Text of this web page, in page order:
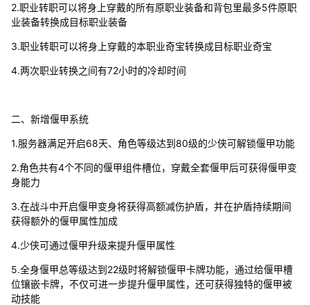
2.职业转职可以将身上穿戴的所有原职业装备和背包里最多5件原职
业装备转换成目标职业装备
3.职业转职可以将身上穿戴的本职业奇宝转换成目标职业奇宝
4.两次职业转换之间有72小时的冷却时间
二、新增偃甲系统
1.服务器满足开启68天、角色等级达到80级的少侠可解锁偃甲功能
2.角色共有4个不同的偃甲组件槽位，穿戴全套偃甲后可获得偃甲变
身能力
3.在战斗中开启偃甲变身将获得高额减伤护盾，并在护盾持续期间
获得额外的偃甲属性加成
4.少侠可通过偃甲升级来提升偃甲属性
5.全身偃甲总等级达到22级时将解锁偃甲卡牌功能，通过给偃甲槽
位镶嵌卡牌，不仅可进一步提升偃甲属性，还可获得独特的偃甲被
动技能